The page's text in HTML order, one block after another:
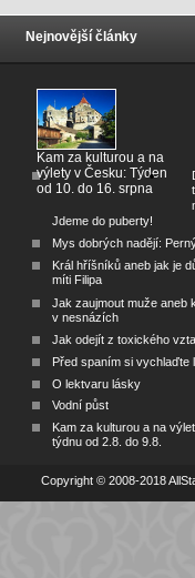
Nejnovější články
Kam za kulturou a na
výlety v Česku: Týden
od 10. do 16. srpna
Jdeme do puberty!
Mys dobrých nadějí:
Král hříšníků aneb jak je
míti Filipa
Jak zaujmout muže aneb
v nesnázích
Jak odejít z toxického
Před spaním si vychlaďte
O lektvaru lásky
Vodní půst
Kam za kulturou a na
týdnu od 2.8. do 9.8.
Copyright © 2008-2018